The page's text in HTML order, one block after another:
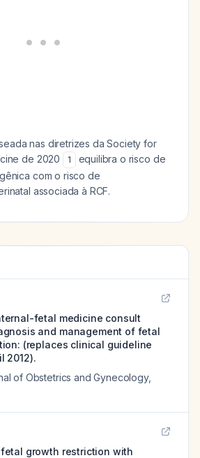
nas diretrizes da Society for
de 2020
1
equilibra o risco de
com o risco de
associada à RCF.
fetal medicine consult
and management of fetal
(replaces clinical guideline
2012).
of Obstetrics and Gynecology,
growth restriction with